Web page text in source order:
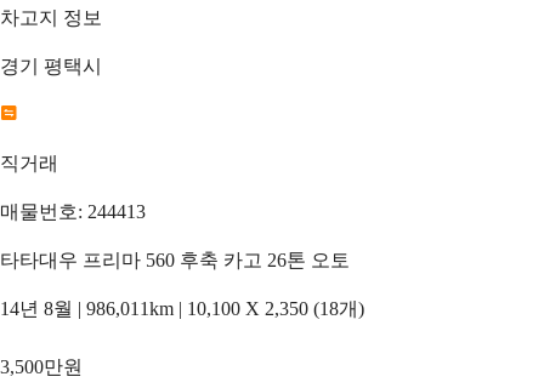
차고지 정보
경기 평택시
직거래
매물번호: 244413
타타대우 프리마 560 후축 카고 26톤 오토
14년 8월 | 986,011km | 10,100 X 2,350 (18개)
3,500만원